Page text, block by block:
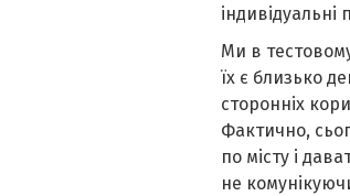
Ми в
їх є близько
сторонніх
Фактично,
по місту і
не